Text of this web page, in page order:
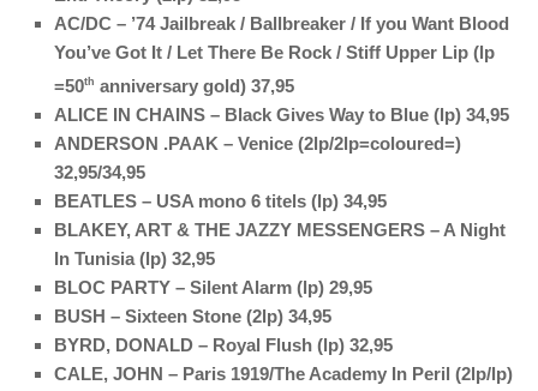
AC/DC – ’74 Jailbreak / Ballbreaker / If you Want Blood
You’ve Got It / Let There Be Rock / Stiff Upper Lip (lp
=50th anniversary gold) 37,95
ALICE IN CHAINS – Black Gives Way to Blue (lp) 34,95
ANDERSON .PAAK – Venice (2lp/2lp=coloured=)
32,95/34,95
BEATLES – USA mono 6 titels (lp) 34,95
BLAKEY, ART & THE JAZZY MESSENGERS – A Night
In Tunisia (lp) 32,95
BLOC PARTY – Silent Alarm (lp) 29,95
BUSH – Sixteen Stone (2lp) 34,95
BYRD, DONALD – Royal Flush (lp) 32,95
CALE, JOHN – Paris 1919/The Academy In Peril (2lp/lp)